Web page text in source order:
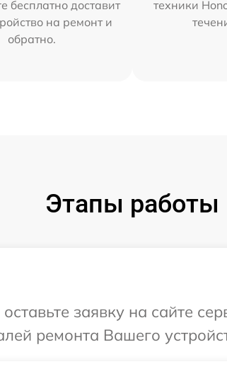
бесплатно доставит
на ремонт и
обратно.
техники
Этапы работы
заявку на сайте
ремонта Вашего